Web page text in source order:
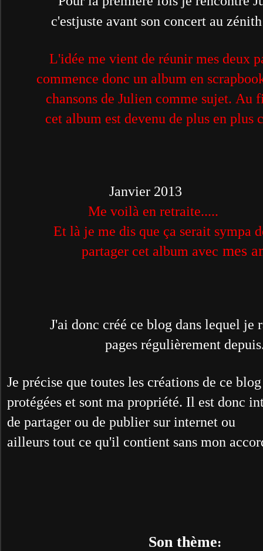
c'estjuste avant son concert au
L'idée me vient de réunir mes deux
commence donc un album en
chansons de Julien comme sujet. Au
cet album est devenu de plus en plus
Janvier 2013
Me voilà en retraite.....
Et là je me disque ça serait sympa
partager cet album avec mes
J'ai donc créé ce blog dans lequel je
pages régulièrement
Je précise que toutes les créations de ce
protégées et sont ma propriété. Il est donc
de partager ou de publier sur internet ou
ailleurs tout ce qu'il contient sans mon
Son thème: